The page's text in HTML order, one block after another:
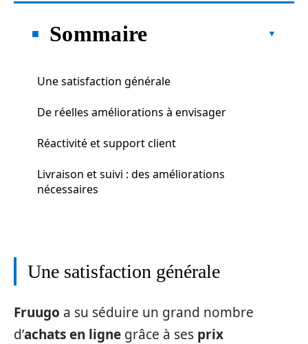
Sommaire
Une satisfaction générale
De réelles améliorations à envisager
Réactivité et support client
Livraison et suivi : des améliorations
nécessaires
Une satisfaction générale
Fruugo a su séduire un grand nombre
d’achats en ligne grâce à ses prix